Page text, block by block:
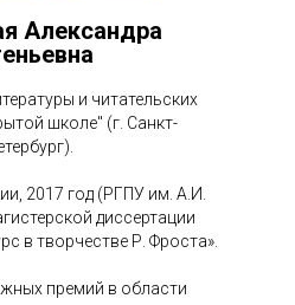
Александра
и читательских
школе" (г. Санкт-
2017 год (РГПУ им. А.И.
диссертации
в творчестве Р. Фроста».
премий в области